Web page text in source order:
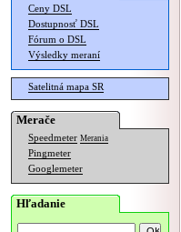
Ceny DSL
Dostupnosť DSL
Fórum o DSL
Výsledky meraní
Satelitná mapa SR
Merače
Speedmeter Merania
Pingmeter
Googlemeter
Hľadanie